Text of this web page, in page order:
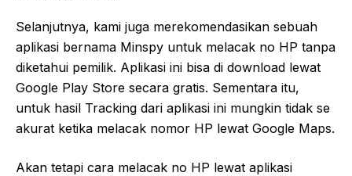
Selanjutnya, kami juga merekomendasikan sebuah
aplikasi bernama Minspy untuk melacak no HP tanpa
diketahui pemilik. Aplikasi ini bisa di download lewat
Google Play Store secara gratis. Sementara itu,
untuk hasil Tracking dari aplikasi ini mungkin tidak se
akurat ketika melacak nomor HP lewat Google Maps.
Akan tetapi cara melacak no HP lewat aplikasi